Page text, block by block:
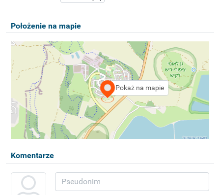
Położenie na mapie
Pokaż na mapie
Komentarze